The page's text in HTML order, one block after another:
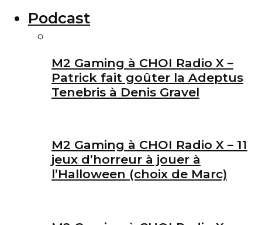
Podcast
M2 Gaming à CHOI Radio X –
Patrick fait goûter la Adeptus
Tenebris à Denis Gravel
M2 Gaming à CHOI Radio X – 11
jeux d’horreur à jouer à
l’Halloween (choix de Marc)